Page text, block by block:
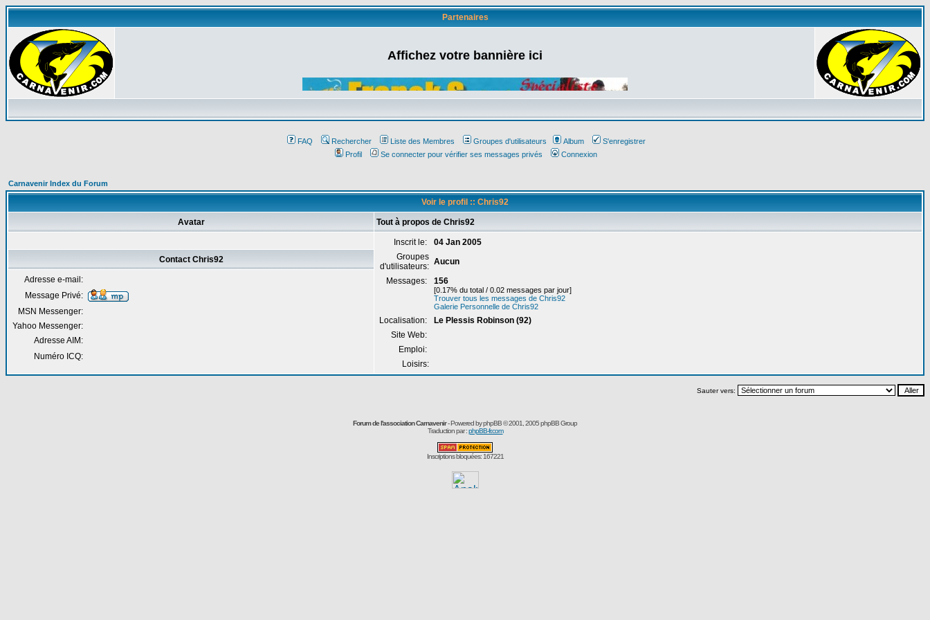
Partenaires
Affichez votre bannière ici
FAQ Rechercher Liste des Membres Groupes d'utilisateurs Album
S'enregistrer
Profil
Se connecter pour vérifier ses messages privés Connexion
Carnavenir Index du Forum
Voir le profil :: Chris92
Avatar Tout à propos de Chris92
Inscrit le:
04 Jan 2005
Groupes
d'utilisateurs: Aucun
Messages:
156
[0.17% du total / 0.02 messages par jour]
Trouver tous les messages de Chris92
Galerie Personnelle de Chris92
Localisation:
Le Plessis Robinson (92)
Site Web:
Emploi:
Loisirs:
Contact Chris92
Adresse e-mail:
Message Privé:
MSN Messenger:
Yahoo Messenger:
Adresse AIM:
Numéro ICQ:
Sauter vers:
Forum de l'association Carnavenir- Powered byphpBB© 2001, 2005 phpBB Group
Traduction par :phpBB-fr.com
Inscriptions bloquées: 167221